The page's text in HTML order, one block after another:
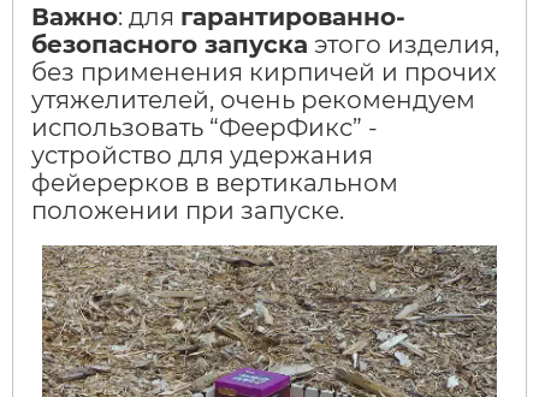
Важно: для гарантированно-
безопасного запуска этого изделия,
без применения кирпичей и прочих
утяжелителей, очень рекомендуем
использовать “ФеерФикс” -
устройство для удержания
фейерерков в вертикальном
положении при запуске.